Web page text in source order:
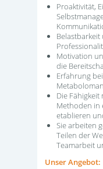
Proaktivität,
Motivation
die
Erfahrung
Die
Methoden in
etablieren
Sie arbeiten
Teilen der
Teamarbeit
Unser Angebot: